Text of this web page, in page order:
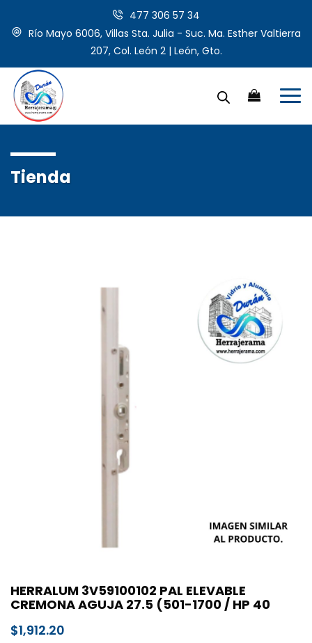
477 306 57 34
Río Mayo 6006, Villas Sta. Julia - Suc. Ma. Esther Valtierra
207, Col. León 2 | León, Gto.
Tienda
HERRALUM 3V59100102 PAL ELEVABLE
CREMONA AGUJA 27.5 (501-1700 / HP 40
$1,912.20